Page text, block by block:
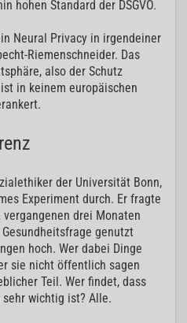
hohen Standard der DSGVO.
Neural Privacy in irgendeiner
Riemenschneider. Das
also der Schutz
in keinem europäischen
der Universität Bonn,
Experiment durch. Er fragte
drei Monaten
genutzt
hoch. Wer dabei Dinge
sie nicht öffentlich sagen
Teil. Wer findet, dass
wichtig ist? Alle.